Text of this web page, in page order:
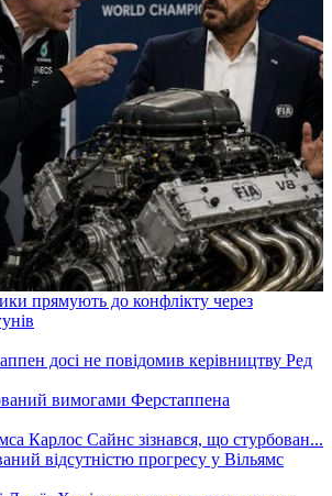
прямують до конфлікту через
вимогами Ферстаппена
відсутністю прогресу у Вільямс